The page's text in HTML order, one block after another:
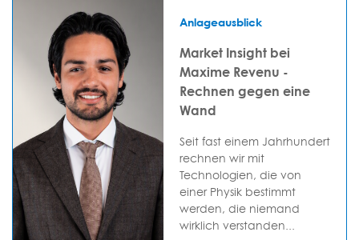
Anlageausblick
Market Insight bei
Maxime Revenu -
Rechnen gegen eine
Wand
Seit fast einem Jahrhundert
rechnen wir mit
Technologien, die von
einer Physik bestimmt
werden, die niemand
wirklich verstanden...